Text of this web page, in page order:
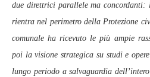
due direttrici parallele ma concordanti:
rientra nel perimetro della Protezione
comunale ha ricevuto le più ampie
poi la visione strategica su studi e
lungo periodo a salvaguardia